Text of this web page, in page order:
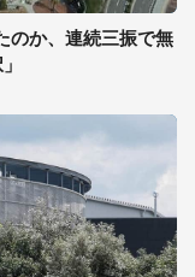
のか、連続三振で無